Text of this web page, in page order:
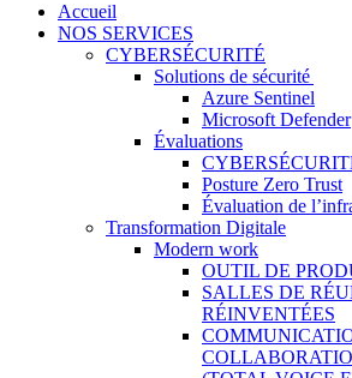
Accueil
NOS SERVICES
CYBERSÉCURITÉ
Solutions de sécurité
Azure Sentinel
Microsoft Defender
Évaluations
Posture Zero Trust
Évaluation de
Transformation Digitale
Modern work
OUTIL DE
SALLES DE
RÉINVENTÉES